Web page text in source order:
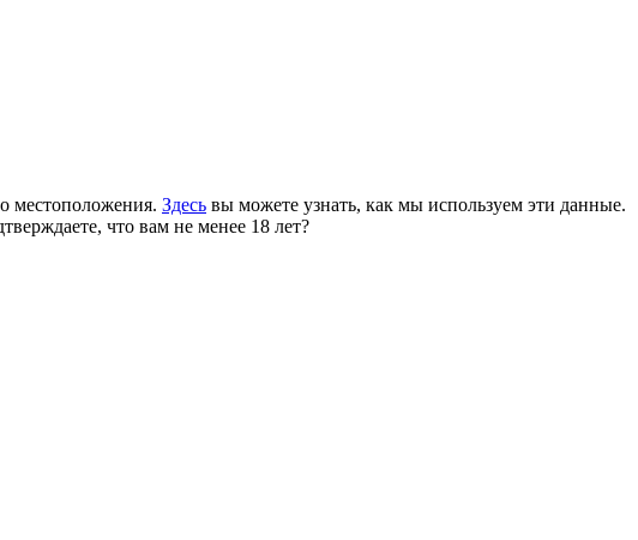
местоположения. Здесь вы можете узнать, как мы используем эти данные.
что вам не менее 18 лет?